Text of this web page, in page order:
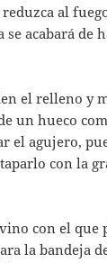
reduzca al
se acabará de
el relleno y
un hueco
el agujero,
con la
con el que
la bandeja